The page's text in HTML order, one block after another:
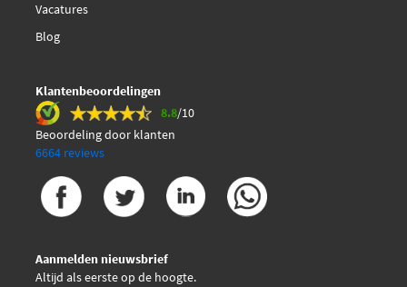
Vacatures
Blog
Klantenbeoordelingen
8.8/10
Beoordeling door klanten
6664 reviews
Aanmelden nieuwsbrief
Altijd als eerste op de hoogte.